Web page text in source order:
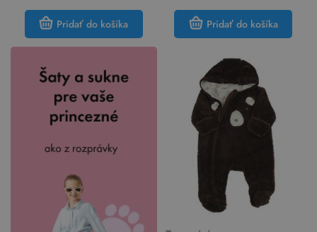
Pridať do košíka Pridať do košíka